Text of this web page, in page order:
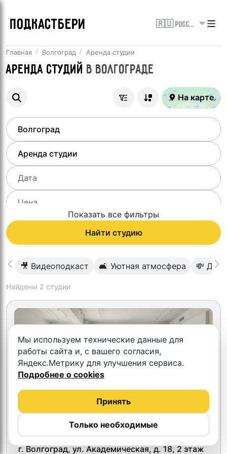
ПОДКАСТБЕРИ 🇷🇺 Россия
Главная Волгоград Аренда студии
Аренда студий в Волгограде
На карте
Показать все фильтры
Найти студию
🎥 Видеоподкаст 🛋 Уютная атмосфера 💸 До
Найдены 2 студии
Волгостудия(тест)
г. Волгоград, ул. Академическая, д. 18, 2 этаж
Мы используем технические данные для
работы сайта и, с вашего согласия,
Яндекс.Метрику для улучшения сервиса.
Подробнее о cookies
Только необходимые
Принять